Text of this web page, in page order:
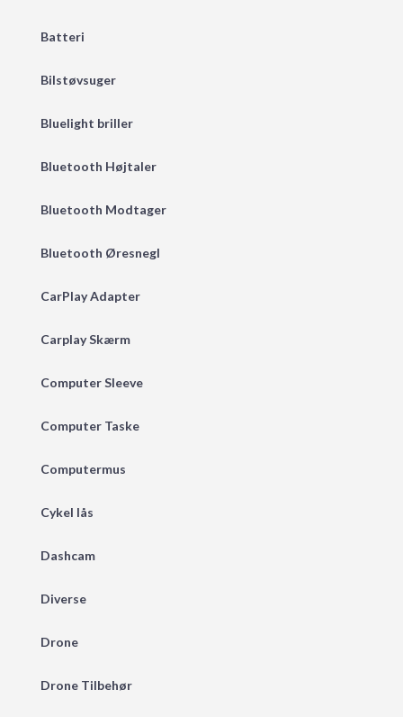
Batteri
Bilstøvsuger
Bluelight briller
Bluetooth Højtaler
Bluetooth Modtager
Bluetooth Øresnegl
CarPlay Adapter
Carplay Skærm
Computer Sleeve
Computer Taske
Computermus
Cykel lås
Dashcam
Diverse
Drone
Drone Tilbehør